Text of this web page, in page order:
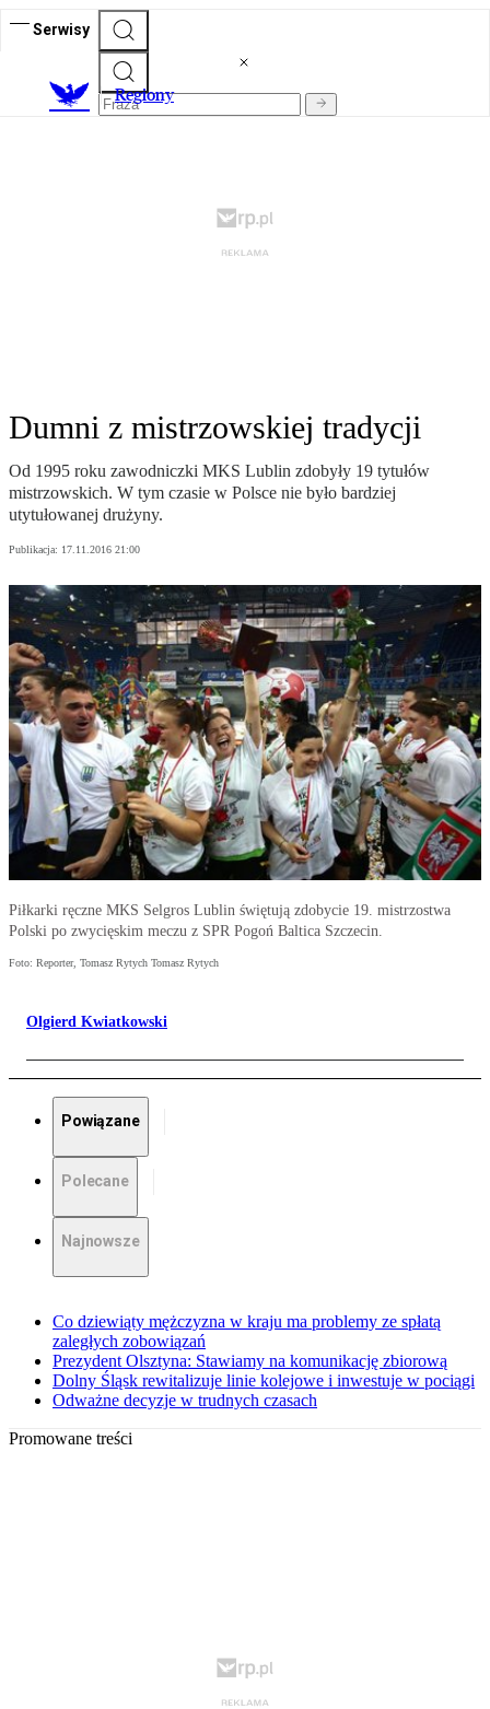
Serwisy
Regiony
Dumni z mistrzowskiej tradycji
Od 1995 roku zawodniczki MKS Lublin zdobyły 19 tytułów
mistrzowskich. W tym czasie w Polsce nie było bardziej
utytułowanej drużyny.
Publikacja: 17.11.2016 21:00
Piłkarki ręczne MKS Selgros Lublin świętują zdobycie 19. mistrzostwa
Polski po zwycięskim meczu z SPR Pogoń Baltica Szczecin.
Foto: Reporter, Tomasz Rytych Tomasz Rytych
Olgierd Kwiatkowski
Powiązane
Polecane
Najnowsze
Co dziewiąty mężczyzna w kraju ma problemy ze spłatą
zaległych zobowiązań
Prezydent Olsztyna: Stawiamy na komunikację zbiorową
Dolny Śląsk rewitalizuje linie kolejowe i inwestuje w pociągi
Odważne decyzje w trudnych czasach
Promowane treści